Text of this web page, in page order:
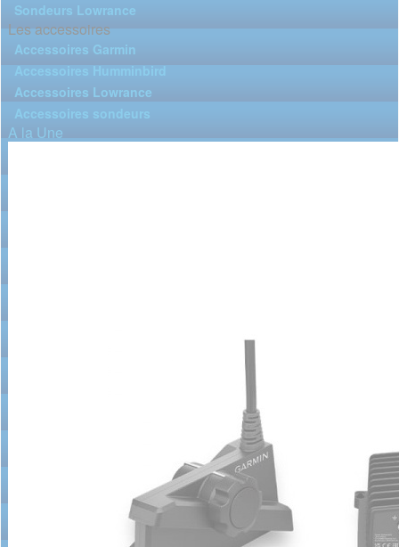
Sondeurs Lowrance
Les accessoires
Accessoires Garmin
Accessoires Humminbird
Accessoires Lowrance
Accessoires sondeurs
A la Une